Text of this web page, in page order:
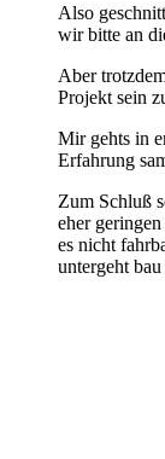
Also
wir bitte an
Aber
Projekt sein
Mir gehts in
Erfahrung
Zum Schluß
eher
es nicht
untergeht